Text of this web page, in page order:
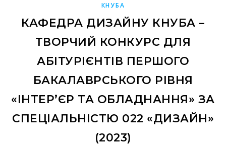
КНУБА
КАФЕДРА ДИЗАЙНУ КНУБА –
ТВОРЧИЙ КОНКУРС ДЛЯ
АБІТУРІЄНТІВ ПЕРШОГО
БАКАЛАВРСЬКОГО РІВНЯ
«ІНТЕР’ЄР ТА ОБЛАДНАННЯ» ЗА
СПЕЦІАЛЬНІСТЮ 022 «ДИЗАЙН»
(2023)